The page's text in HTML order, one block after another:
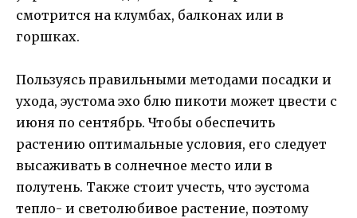
смотрится на клумбах, балконах или в
горшках.
Пользуясь правильными методами посадки и
ухода, эустома эхо блю пикоти может цвести с
июня по сентябрь. Чтобы обеспечить
растению оптимальные условия, его следует
высаживать в солнечное место или в
полутень. Также стоит учесть, что эустома
тепло- и светолюбивое растение, поэтому